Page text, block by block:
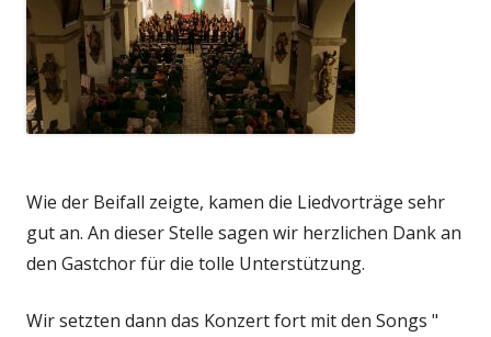
Wie der Beifall zeigte, kamen die Liedvorträge sehr
gut an. An dieser Stelle sagen wir herzlichen Dank an
den Gastchor für die tolle Unterstützung.
Wir setzten dann das Konzert fort mit den Songs "